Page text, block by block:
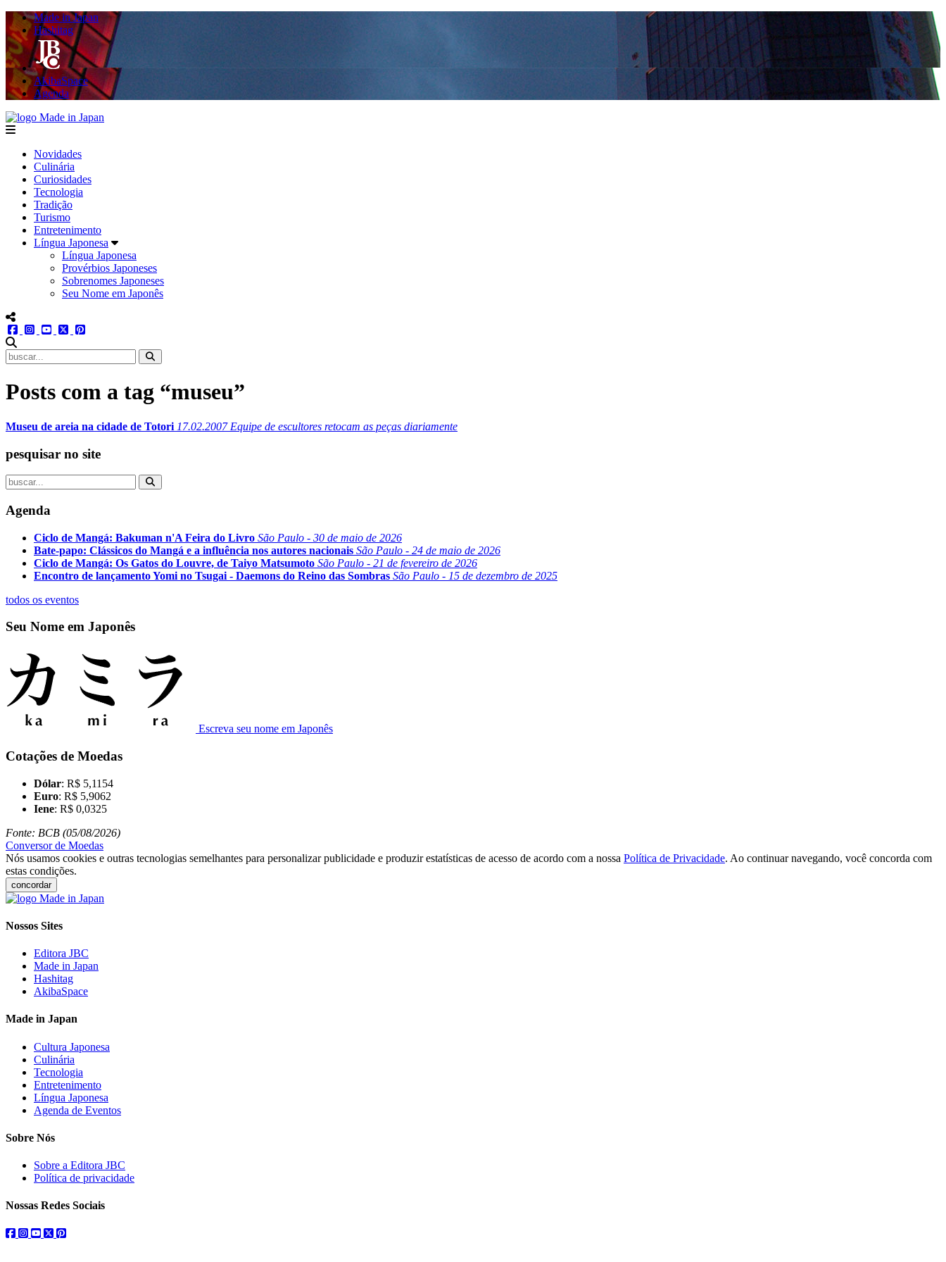
Made in Japan
Hashitag
AkibaSpace
Agenda
menu
Novidades
Culinária
Curiosidades
Tecnologia
Tradição
Turismo
Entretenimento
Língua Japonesa
Língua Japonesa
Provérbios Japoneses
Sobrenomes Japoneses
Seu Nome em Japonês
menu redes social
facebookinstagram
youtube
twitter
Posts com a tag “museu”
Museu de areia na cidade de Totori 17.02.2007Equipe de escultores retocam as peças diariamente
pesquisar no site
Agenda
Ciclo de Mangá: Bakuman n'A Feira do Livro São Paulo - 30 de maio de 2026
Bate-papo: Clássicos do Mangá e a influência nos autores nacionais São Paulo - 24 de maio de 2026
Ciclo de Mangá: Os Gatos do Louvre, de Taiyo Matsumoto São Paulo - 21 de fevereiro de 2026
Encontro de lançamento Yomi no Tsugai - Daemons do Reino das Sombras São Paulo - 15 de dezembro de 2025
todos os eventos
Seu Nome em Japonês
Escreva seu nome em Japonês
Cotações de Moedas
Dólar: R$ 5,1154
Euro: R$ 5,9062
Iene: R$ 0,0325
Fonte: BCB (05/08/2026)
Conversor de Moedas
Nós usamos cookies e outras tecnologias semelhantes para personalizar publicidade e produzir estatísticas de acesso de acordo com a nossa Política de Privacidade. Ao continuar navegando, você concorda com
estas condições.
concordar
Nossos Sites
Editora JBC
Made in Japan
Hashitag
AkibaSpace
Made in Japan
Cultura Japonesa
Culinária
Tecnologia
Entretenimento
Língua Japonesa
Agenda de Eventos
Sobre Nós
Sobre a Editora JBC
Política de privacidade
Nossas Redes Sociais
facebook
instagram
youtube
twitterpinterest